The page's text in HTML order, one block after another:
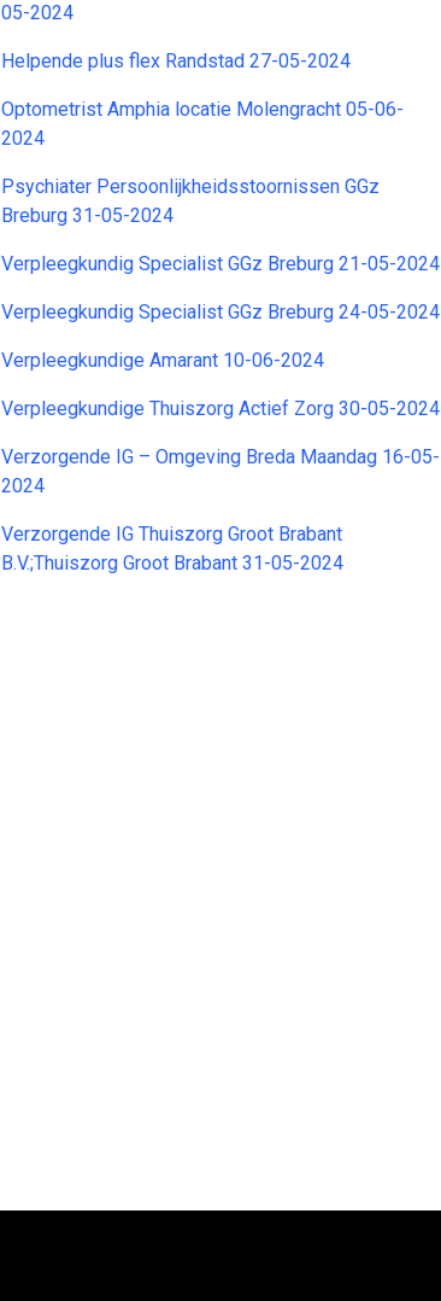
05-2024
Helpende plus flex Randstad 27-05-2024
Optometrist Amphia locatie Molengracht 05-06-
2024
Psychiater Persoonlijkheidsstoornissen GGz
Breburg 31-05-2024
Verpleegkundig Specialist GGz Breburg 21-05-2024
Verpleegkundig Specialist GGz Breburg 24-05-2024
Verpleegkundige Amarant 10-06-2024
Verpleegkundige Thuiszorg Actief Zorg 30-05-2024
Verzorgende IG – Omgeving Breda Maandag 16-05-
2024
Verzorgende IG Thuiszorg Groot Brabant
B.V.;Thuiszorg Groot Brabant 31-05-2024